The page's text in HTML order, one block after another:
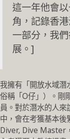
這一年他會
角，記錄香
一部分，我
展。]
我擁有「開放水域潛
俗稱「O仔」）。剛
員。對於潛水的人
中，會在考獲基本
Diver, Dive Master